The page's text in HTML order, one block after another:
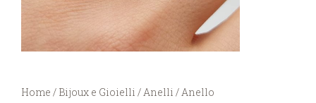
You are here:
Home / Bijoux e Gioielli /Anelli /Anello